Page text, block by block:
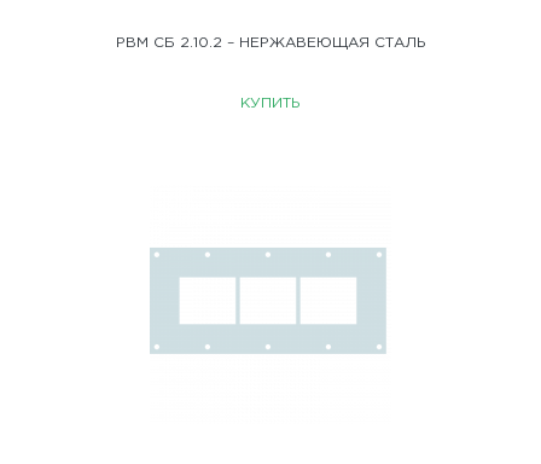
РВМ СБ 2.10.2 – НЕРЖАВЕЮЩАЯ СТАЛЬ
КУПИТЬ